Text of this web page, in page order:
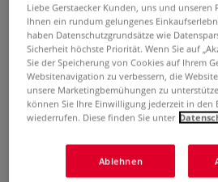
Watercolor Food
0 Bewertungen
Aquarellmalerei rund um Früchte,
Blüten, kreativ, step by step und
Liebe Gerstaecker Kunden, uns und unseren
Ihnen ein rundum gelungenes
haben Datenschutzgrundsätze wie
Sicherheit höchste Priorität. Wenn Sie auf
Sie der Speicherung von Cookies auf Ihrem
Websitenavigation zu verbessern, die
unsere Marketingbemühungen zu
können Sie Ihre Einwilligung jederzeit in den
wiederrufen. Diese finden Sie unter
Ablehnen